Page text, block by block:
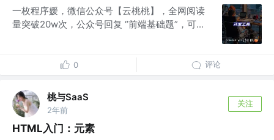
一枚程序媛，微信公众号【云桃桃】，全网阅读
量突破20w次，公众号回复 “前端基础题”，可...
0 评论
桃与SaaS
2年前
关注
HTML入门：元素